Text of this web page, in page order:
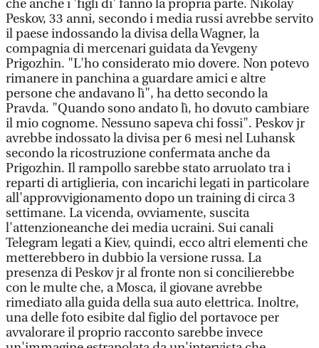
che anche i 'figli di' fanno la propria parte. Nikolay
Peskov, 33 anni, secondo i media russi avrebbe servito
il paese indossando la divisa della Wagner, la
compagnia di mercenari guidata da Yevgeny
Prigozhin. "L'ho considerato mio dovere. Non potevo
rimanere in panchina a guardare amici e altre
persone che andavano lì", ha detto secondo la
Pravda. "Quando sono andato lì, ho dovuto cambiare
il mio cognome. Nessuno sapeva chi fossi". Peskov jr
avrebbe indossato la divisa per 6 mesi nel Luhansk
secondo la ricostruzione confermata anche da
Prigozhin. Il rampollo sarebbe stato arruolato tra i
reparti di artiglieria, con incarichi legati in particolare
all'approvvigionamento dopo un training di circa 3
settimane. La vicenda, ovviamente, suscita
l'attenzioneanche dei media ucraini. Sui canali
Telegram legati a Kiev, quindi, ecco altri elementi che
metterebbero in dubbio la versione russa. La
presenza di Peskov jr al fronte non si concilierebbe
con le multe che, a Mosca, il giovane avrebbe
rimediato alla guida della sua auto elettrica. Inoltre,
una delle foto esibite dal figlio del portavoce per
avvalorare il proprio racconto sarebbe invece